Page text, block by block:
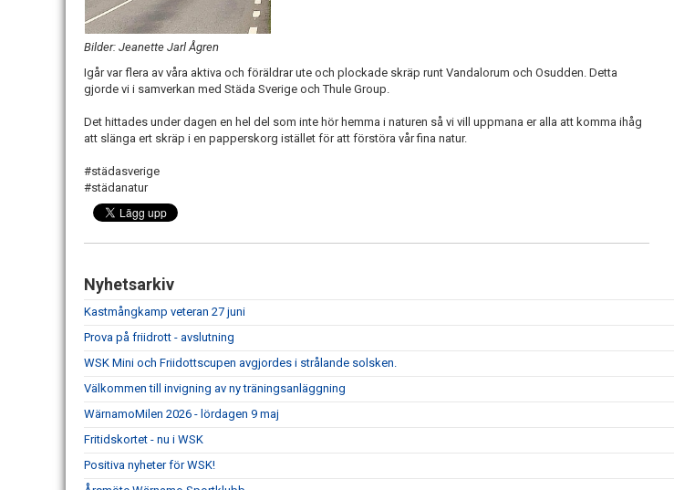
Bilder: Jeanette Jarl Ågren
Igår var flera av våra aktiva och föräldrar ute och plockade skräp runt Vandalorum och Osudden. Detta
gjorde vi i samverkan med Städa Sverige och Thule Group.
Det hittades under dagen en hel del som inte hör hemma i naturen så vi vill uppmana er alla att komma ihåg
att slänga ert skräp i en papperskorg istället för att förstöra vår fina natur.
#städasverige
#städanatur
Nyhetsarkiv
Kastmångkamp veteran 27 juni
Prova på friidrott - avslutning
WSK Mini och Friidottscupen avgjordes i strålande solsken.
Välkommen till invigning av ny träningsanläggning
WärnamoMilen 2026 - lördagen 9 maj
Fritidskortet - nu i WSK
Positiva nyheter för WSK!